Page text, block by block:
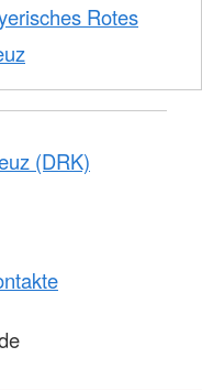
Rotes
(DRK)